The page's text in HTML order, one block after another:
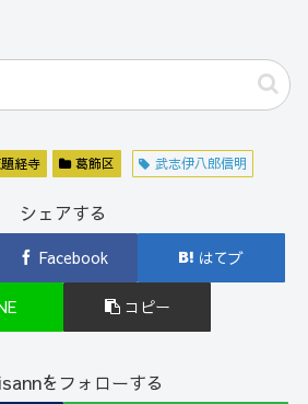
経寺 葛飾区 武志伊八郎信明
シェアする
Facebook はてブ
コピー
をフォローする